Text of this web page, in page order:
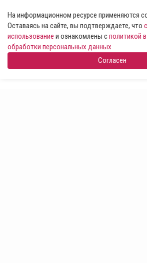
На информационном ресурсе применяются
Оставаясь на сайте, вы подтверждаете, что
использование и ознакомлены сполитикой
обработки персональных данных
Согласен